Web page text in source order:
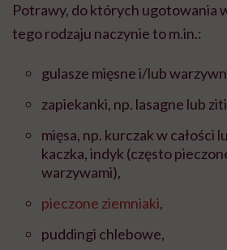
Potrawy, do których ugotowania
tego rodzaju naczynie to m.in.:
gulasze mięsne i/lub
zapiekanki, np. lasagne lub
mięsa, np. kurczak w całości
kaczka, indyk (często
warzywami),
pieczone ziemniaki,
puddingi chlebowe,